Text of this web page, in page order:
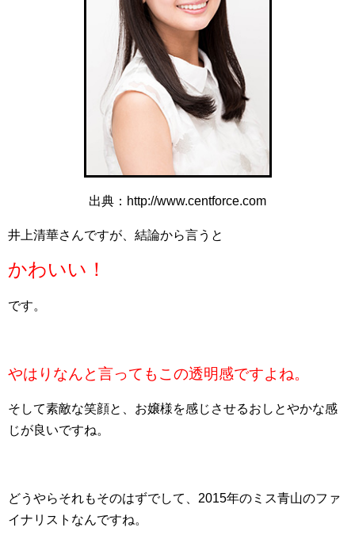
出典：http://www.centforce.com
井上清華さんですが、結論から言うと
かわいい！
です。
やはりなんと言ってもこの透明感ですよね。
そして素敵な笑顔と、お嬢様を感じさせるおしとやかな感
じが良いですね。
どうやらそれもそのはずでして、2015年のミス青山のファ
イナリストなんですね。